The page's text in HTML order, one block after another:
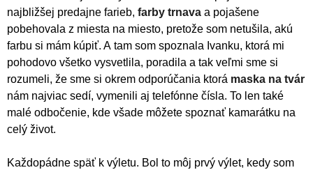
najbližšej predajne farieb, farby trnava a pojašene
pobehovala z miesta na miesto, pretože som netušila, akú
farbu si mám kúpiť. A tam som spoznala Ivanku, ktorá mi
pohodovo všetko vysvetlila, poradila a tak veľmi sme si
rozumeli, že sme si okrem odporúčania ktorá maska na tvár
nám najviac sedí, vymenili aj telefónne čísla. To len také
malé odbočenie, kde všade môžete spoznať kamarátku na
celý život.
Každopádne späť k výletu. Bol to môj prvý výlet, kedy som